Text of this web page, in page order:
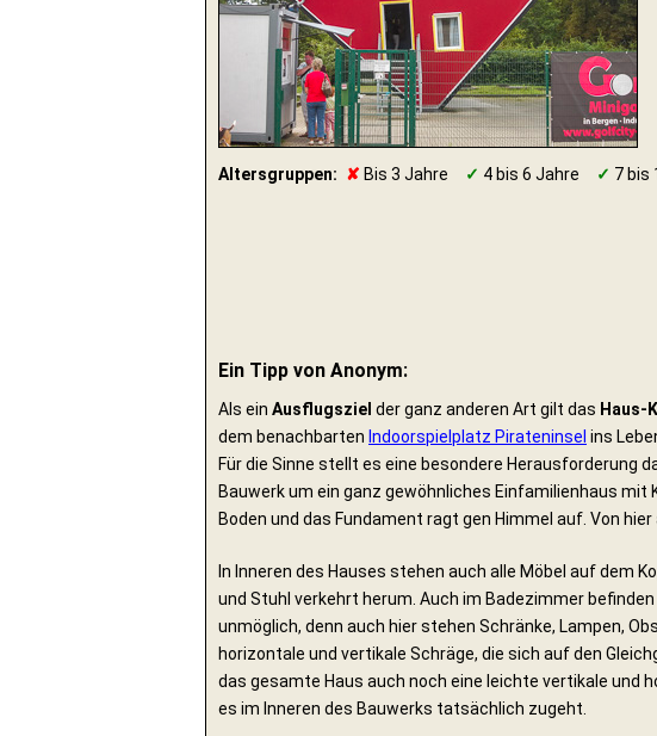
Altersgruppen: ✘ Bis 3 Jahre ✓ 4 bis 6 Jahre ✓ 7 bis
Ein Tipp von Anonym:
Als ein Ausflugsziel der ganz anderen Art gilt das Haus-
dem benachbarten Indoorspielplatz Pirateninsel ins
Für die Sinne stellt es eine besondere Herausforderung
Bauwerk um ein ganz gewöhnliches Einfamilienhaus
Boden und das Fundament ragt gen Himmel auf. Von
In Inneren des Hauses stehen auch alle Möbel auf dem
und Stuhl verkehrt herum. Auch im Badezimmer
unmöglich, denn auch hier stehen Schränke, Lampen,
horizontale und vertikale Schräge, die sich auf den
das gesamte Haus auch noch eine leichte vertikale und
es im Inneren des Bauwerks tatsächlich zugeht.